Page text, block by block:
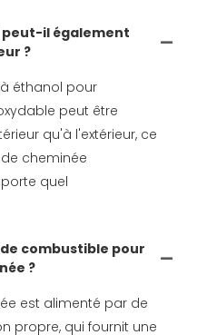
peut-il également
?
à éthanol pour
peut être
qu'à l'extérieur, ce
cheminée
quel
combustible pour
?
est alimenté par de
propre, qui fournit une